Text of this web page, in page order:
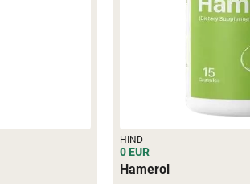
HIND
0 EUR
Hamerol